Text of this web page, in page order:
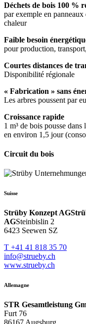
Déchets de bois 100 %
par exemple en
chaleur
Faible besoin
pour production,
Courtes distances de
Disponibilité régionale
« Fabrication » sans
Les arbres poussent par
Croissance rapide
1 m³ de bois pousse
en environ 1,5 jour
Circuit du bois
Suisse
Strüby Konzept AG
AGSteinbislin 2
6423 Seewen SZ
T +41 41 818 35 70
info@strueby.ch
www.strueby.ch
Allemagne
STR Gesamtleistung
Furt 76
86167 Augsburg